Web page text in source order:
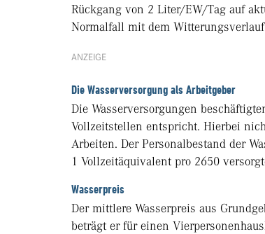
Rückgang von 2 Liter/EW/Tag auf
Normalfall mit dem
ANZEIGE
Die Wasserversorgung als Arbeitgeber
Die Wasserversorgungen
Vollzeitstellen entspricht. Hierbei
Arbeiten. Der Personalbestand der
1 Vollzeitäquivalent pro 2650
Wasserpreis
Der mittlere Wasserpreis aus
beträgt er für einen